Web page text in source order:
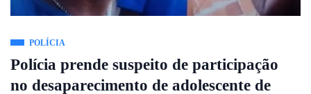
POLÍCIA
Polícia prende suspeito de participação
no desaparecimento de adolescente de